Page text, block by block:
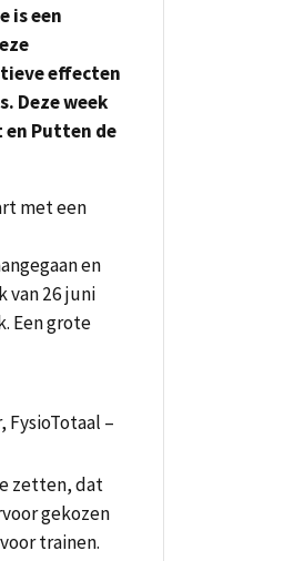
is een
effecten
Deze week
en Putten de
met een
en
van 26 juni
Een grote
FysioTotaal –
zetten, dat
gekozen
trainen.